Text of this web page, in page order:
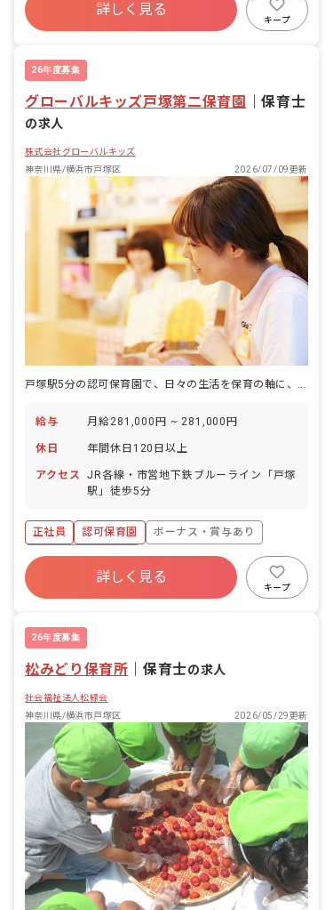
駅近5分以内
週2.3日~OK
詳しく見る
キープ
26年度募集
グローバルキッズ戸塚第二保育園 ｜保育士
の求人
株式会社グローバルキッズ
神奈川県/横浜市戸塚区
2026/07/09更新
戸塚駅5分の認可保育園で、日々の生活を保育の軸に、年100以上の研修とともに成長する。
給与 月給281,000円 ~ 281,000円
休日 年間休日120日以上
アクセス
JR各線・市営地下鉄ブルーライン「戸塚
駅」徒歩5分
正社員 認可保育園
ボーナス・賞与あり
年間休日120日以上
寮・住宅・家賃補助あり
社会保険完備
昇給昇進あり
詳しく見る
キープ
26年度募集
松みどり保育所 ｜保育士の求人
社会福祉法人松緑会
神奈川県/横浜市戸塚区
2026/05/29更新